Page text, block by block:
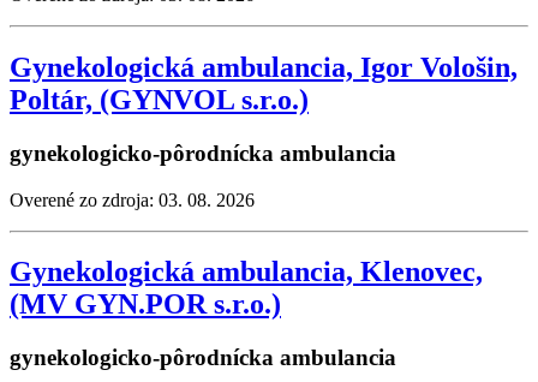
Gynekologická ambulancia, Igor Vološin,
Poltár, (GYNVOL s.r.o.)
gynekologicko-pôrodnícka ambulancia
Overené zo zdroja: 03. 08. 2026
Gynekologická ambulancia, Klenovec,
(MV GYN.POR s.r.o.)
gynekologicko-pôrodnícka ambulancia